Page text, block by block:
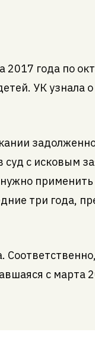
года по
УК узнала
суд с исковым
три года,
с марта